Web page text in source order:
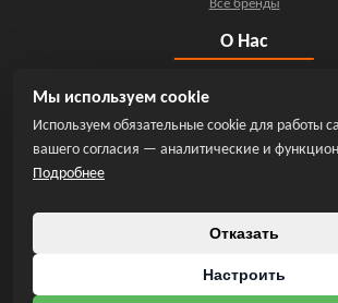
Все бренды
О Нас
Новости
Мы на YouTube
Политика конфиденциальности
Положение о cookie-файлах
Мы используем cookie
Используем обязательные cookie для работы
вашего согласия — аналитические и
Подробнее
Отказать
Настроить